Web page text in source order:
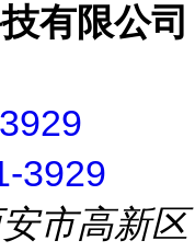
有限公司
3929
市高新区